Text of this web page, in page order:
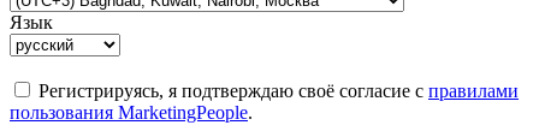
Язык
Регистрируясь, я подтверждаю своё согласие с правилами
пользования MarketingPeople.